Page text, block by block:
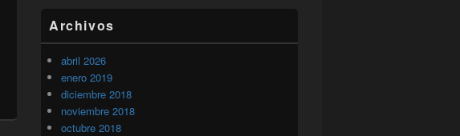
Archivos
abril 2026
enero 2019
diciembre 2018
noviembre 2018
octubre 2018